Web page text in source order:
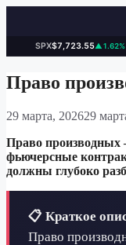
SPX$7,723.55▲1.62%
к
содержимому
Право
29 марта, 202629
Право производных
фьючерсные
должны глубоко
📋 Краткое
Право